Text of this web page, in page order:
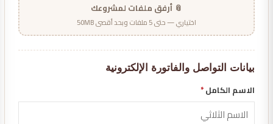
📎 أرفق ملفات لمشروعك
اختياري — حتى 5 ملفات وبحد أقصى 50MB
بيانات التواصل والفاتورة الإلكترونية
الاسم الكامل*